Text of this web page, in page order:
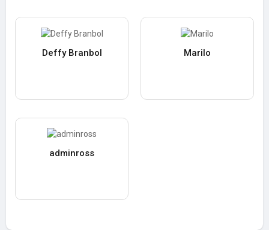
Deffy Branbol Marilo
adminross